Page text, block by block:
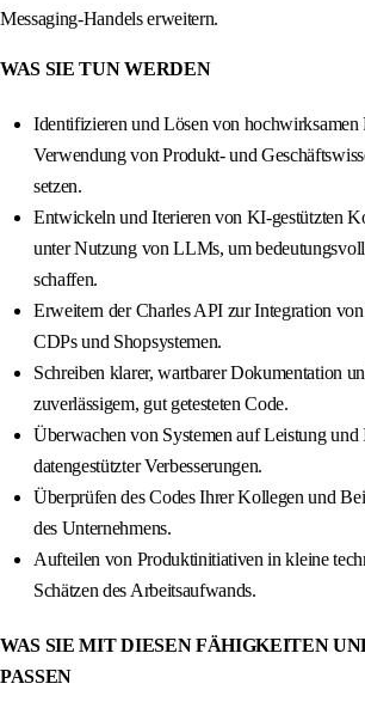
Messaging-Handels erweitern.
WAS SIE TUN WERDEN
Identifizieren und Lösen von hochwirksamen
Verwendung von Produkt- und
setzen.
Entwickeln und Iterieren von KI-gestützten
unter Nutzung von LLMs, um
schaffen.
Erweitern der Charles API zur Integration
CDPs und Shopsystemen.
Schreiben klarer, wartbarer Dokumentation
zuverlässigem, gut getesteten Code.
Überwachen von Systemen auf Leistung und
datengestützter Verbesserungen.
Überprüfen des Codes Ihrer Kollegen und
des Unternehmens.
Aufteilen von Produktinitiativen in kleine
Schätzen des Arbeitsaufwands.
WAS SIE MIT DIESEN FÄHIGKEITEN
PASSEN